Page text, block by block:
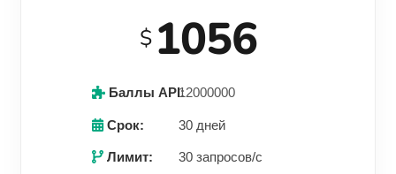
$ 1056
Баллы API:12000000
Срок: 30 дней
Лимит: 30 запросов/с